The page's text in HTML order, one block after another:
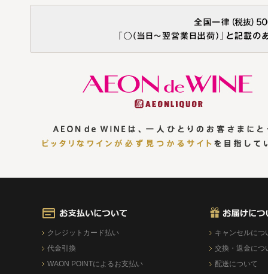
クレジットカード払い
代金引換
WAON POINTによるお支払い
キャンセルにつ
交換・返金につ
配送について